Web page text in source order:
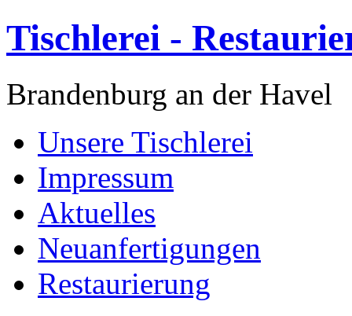
Tischlerei -
Brandenburg an der Havel
Unsere Tischlerei
Impressum
Aktuelles
Neuanfertigungen
Restaurierung